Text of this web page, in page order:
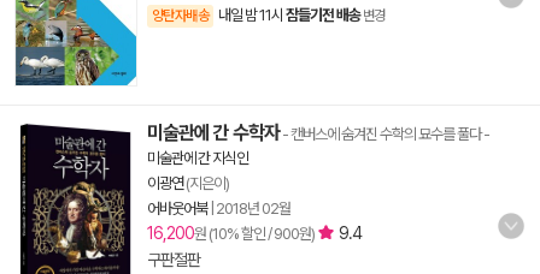
양탄자배송 내일 밤 11시 잠들기전 배송 변경
미술관에 간 수학자- 캔버스에 숨겨진 수학의 묘수를 풀다-
미술관에 간 지식인
이광연(지은이)
어바웃어북| 2018년 02월
16,200원 (10% 할인 / 900원)
9.4
구판절판